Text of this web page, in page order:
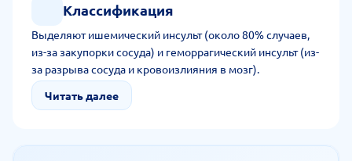
Классификация
Выделяют ишемический инсульт (около 80% случаев,
из-за закупорки сосуда) и геморрагический инсульт (из-
за разрыва сосуда и кровоизлияния в мозг).
Читать далее